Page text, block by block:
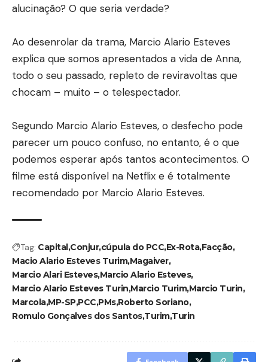
alucinação? O que seria verdade?
Ao desenrolar da trama, Marcio Alario Esteves
explica que somos apresentados a vida de Anna,
todo o seu passado, repleto de reviravoltas que
chocam – muito – o telespectador.
Segundo Marcio Alario Esteves, o desfecho pode
parecer um pouco confuso, no entanto, é o que
podemos esperar após tantos acontecimentos. O
filme está disponível na Netflix e é totalmente
recomendado por Marcio Alario Esteves.
Tag: CapitalConjurcúpula do PCCEx-RotaFacção
Macio Alario Esteves TurimMagaiver
Marcio Alari EstevesMarcio Alario Esteves
Marcio Alario Esteves Turin Marcio TurimMarcio Turin
MarcolaMP-SPPCC PMsRoberto Soriano
Romulo Gonçalves dos SantosTurimTurin